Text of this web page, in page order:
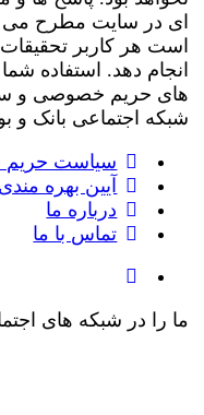
ای در سایت مطرح می
است هر کاربر
انجام دهد. استفاده
شبکه اجتماعی بانک و
سیاست
آیین بهره
درباره ما
تماس با ما
ما را در شبکه های